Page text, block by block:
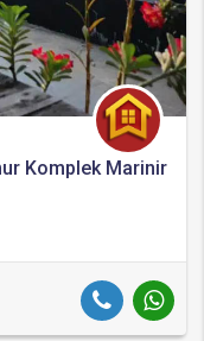
Komplek Marinir